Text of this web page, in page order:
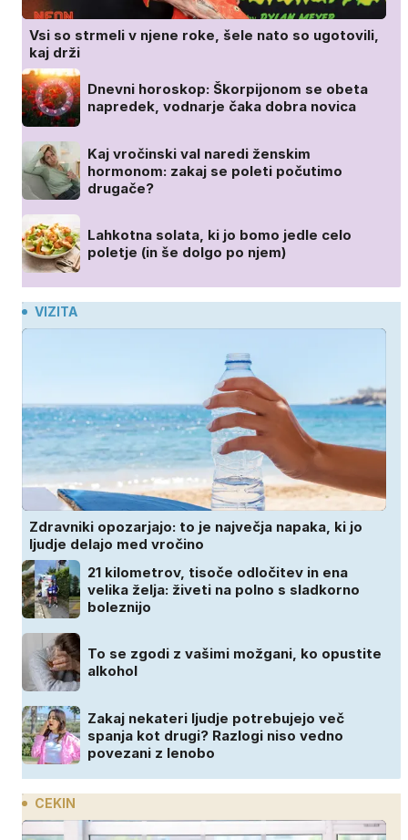
Vsi so strmeli v njene roke, šele nato so ugotovili,
kaj drži
Dnevni horoskop: Škorpijonom se obeta
napredek, vodnarje čaka dobra novica
Kaj vročinski val naredi ženskim
hormonom: zakaj se poleti počutimo
drugače?
Lahkotna solata, ki jo bomo jedle celo
poletje (in še dolgo po njem)
VIZITA
Zdravniki opozarjajo: to je največja napaka, ki jo
ljudje delajo med vročino
21 kilometrov, tisoče odločitev in ena
velika želja: živeti na polno s sladkorno
boleznijo
To se zgodi z vašimi možgani, ko opustite
alkohol
Zakaj nekateri ljudje potrebujejo več
spanja kot drugi? Razlogi niso vedno
povezani z lenobo
CEKIN